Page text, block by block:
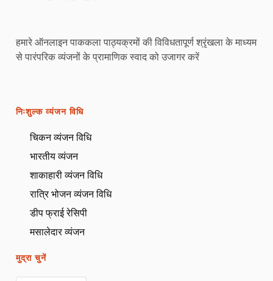
हमारे ऑनलाइन पाककला पाठ्यक्रमों की विविधतापूर्ण श्रृंखला के माध्यम
से पारंपरिक व्यंजनों के प्रामाणिक स्वाद को उजागर करें
निःशुल्क व्यंजन विधि
चिकन व्यंजन विधि
भारतीय व्यंजन
शाकाहारी व्यंजन विधि
रात्रि भोजन व्यंजन विधि
डीप फ्राई रेसिपी
मसालेदार व्यंजन
मुद्रा चुनें